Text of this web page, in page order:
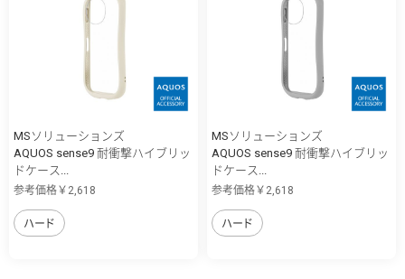
MSソリューションズ
AQUOS sense9 耐衝撃ハイブリッ
ドケース...
参考価格￥2,618
ハード
MSソリューションズ
AQUOS sense9 耐衝撃ハイブリッ
ドケース...
参考価格￥2,618
ハード